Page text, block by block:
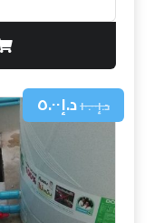
د.إ١٠.٠٠د.إ٥.٠٠